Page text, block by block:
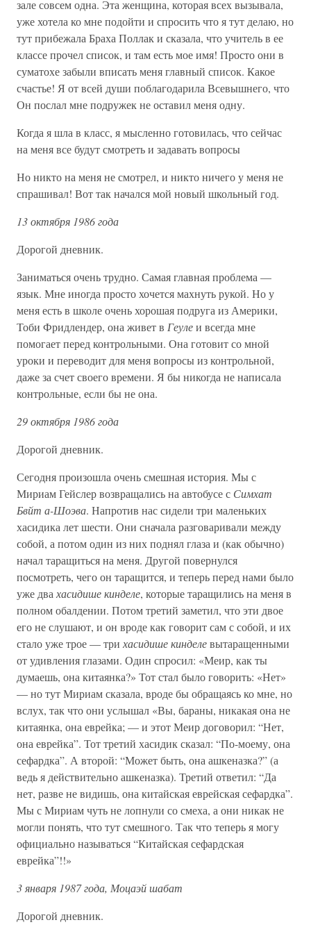
зале совсем одна. Эта женщина, которая всех вызывала,
уже хотела ко мне подойти и спросить что я тут делаю, но
тут прибежала Браха Поллак и сказала, что учитель в ее
классе прочел список, и там есть мое имя! Просто они в
суматохе забыли вписать меня главный список. Какое
счастье! Я от всей души поблагодарила Всевышнего, что
Он послал мне подружек не оставил меня одну.
Когда я шла в класс, я мысленно готовилась, что сейчас
на меня все будут смотреть и задавать вопросы
Но никто на меня не смотрел, и никто ничего у меня не
спрашивал! Вот так начался мой новый школьный год.
13 октября 1986 года
Дорогой дневник.
Заниматься очень трудно. Самая главная проблема —
язык. Мне иногда просто хочется махнуть рукой. Но у
меня есть в школе очень хорошая подруга из Америки,
Тоби Фридлендер, она живет в Геулеи всегда мне
помогает перед контрольными. Она готовит со мной
уроки и переводит для меня вопросы из контрольной,
даже за счет своего времени. Я бы никогда не написала
контрольные, если бы не она.
29 октября 1986 года
Дорогой дневник.
Сегодня произошла очень смешная история. Мы с
Мириам Гейслер возвращались на автобусе с Симхат
Бвйт а-Шоэва. Напротив нас сидели три маленьких
хасидика лет шести. Они сначала разговаривали между
собой, а потом один из них поднял глаза и (как обычно)
начал таращиться на меня. Другой повернулся
посмотреть, чего он таращится, и теперь перед нами было
уже два хасидише кинделе, которые таращились на меня в
полном обалдении. Потом третий заметил, что эти двое
его не слушают, и он вроде как говорит сам с собой, и их
стало уже трое — три хасидише кинделевытаращенными
от удивления глазами. Один спросил: «Меир, как ты
думаешь, она китаянка?» Тот стал было говорить: «Нет»
— но тут Мириам сказала, вроде бы обращаясь ко мне, но
вслух, так что они услышал «Вы, бараны, никакая она не
китаянка, она еврейка; — и этот Меир договорил: “Нет,
она еврейка”. Тот третий хасидик сказал: “По-моему, она
сефардка”. А второй: “Может быть, она ашкеназка?” (а
ведь я действительно ашкеназка). Третий ответил: “Да
нет, разве не видишь, она китайская еврейская сефардка”.
Мы с Мириам чуть не лопнули со смеха, а они никак не
могли понять, что тут смешного. Так что теперь я могу
официально называться “Китайская сефардская
еврейка”!!»
3 января 1987 года, Моцаэй шабат
Дорогой дневник.